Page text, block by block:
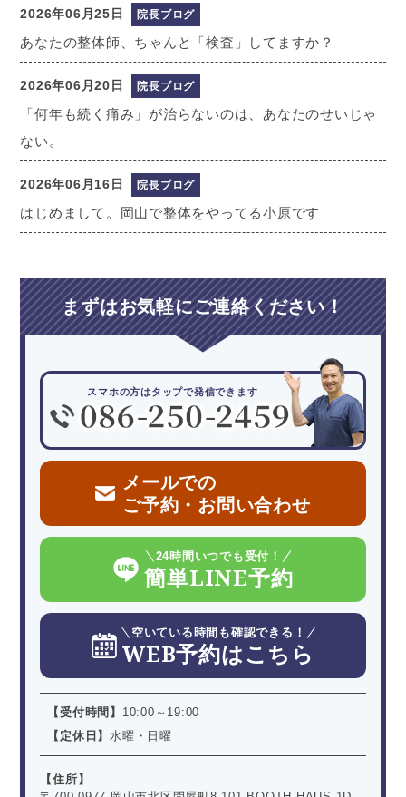
2026年06月25日 院長ブログ
あなたの整体師、ちゃんと「検査」してますか？
2026年06月20日 院長ブログ
「何年も続く痛み」が治らないのは、あなたのせいじゃ
ない。
2026年06月16日 院長ブログ
はじめまして。岡山で整体をやってる小原です
まずはお気軽にご連絡ください！
スマホの方はタップで発信できます
メールでの
ご予約・お問い合わせ
24時間いつでも受付！
簡単LINE予約
空いている時間も確認できる！
WEB予約はこちら
【受付時間】 10:00～19:00
【定休日】 水曜・日曜
住所